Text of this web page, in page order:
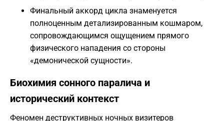
Финальный аккорд цикла знаменуется
полноценным детализированным кошмаром,
сопровождающимся ощущением прямого
физического нападения со стороны
«демонической сущности».
Биохимия сонного паралича и
исторический контекст
Феномен деструктивных ночных визитеров